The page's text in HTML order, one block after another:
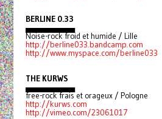
BERLINE 0.33
▄▄▄▄▄▄▄▄▄
Noise-rock froid et humide / Lille
http://berline033.bandcamp.com
http://www.myspace.com/berline033
THE KURWS
▄▄▄▄▄▄▄▄▄
free-rock frais et orageux / Pologne
http://kurws.com
http://vimeo.com/23061017